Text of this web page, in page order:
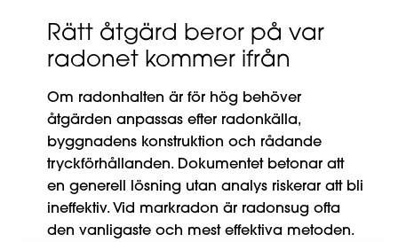
Rätt åtgärd beror på var
radonet kommer ifrån
Om radonhalten är för hög behöver
åtgärden anpassas efter radonkälla,
byggnadens konstruktion och rådande
tryckförhållanden. Dokumentet betonar att
en generell lösning utan analys riskerar att bli
ineffektiv. Vid markradon är radonsug ofta
den vanligaste och mest effektiva metoden.